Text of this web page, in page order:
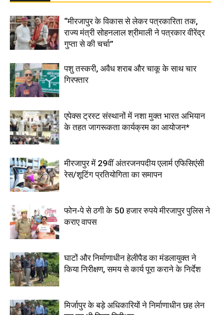
“मीरजापुर के विकास से लेकर पत्रकारिता तक,
राज्य मंत्री सोहनलाल श्रीमाली ने पत्रकार वीरेंद्र
गुप्ता से की चर्चा”
पशु तस्करी, अवैध शराब और चाकू के साथ चार
गिरफ्तार
एपेक्स ट्रस्ट संस्थानों में नशा मुक्त भारत अभियान
के तहत जागरूकता कार्यक्रम का आयोजन*
मीरजापुर में 29वीं अंतरजनपदीय एलार्म एफिसिएंसी
रेस/शूटिंग प्रतियोगिता का समापन
फोन-पे से ठगी के 50 हजार रुपये मीरजापुर पुलिस ने
कराए वापस
घाटों और निर्माणाधीन हेलीपैड का मंडलायुक्त ने
किया निरीक्षण, समय से कार्य पूरा कराने के निर्देश
मिर्जापुर के बड़े अधिकारियों ने निर्माणाधीन छह लेन